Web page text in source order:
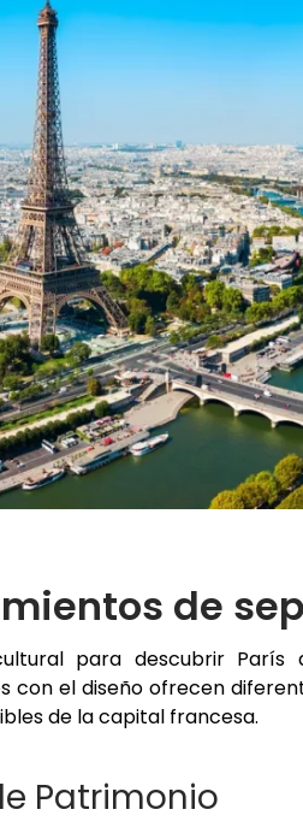
de
para descubrir París
con el diseño ofrecen
de la capital francesa.
Patrimonio